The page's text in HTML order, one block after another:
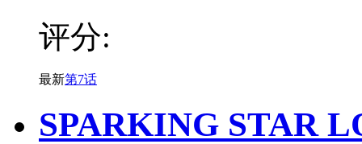
评分:
最新第7话
SPARKING STAR